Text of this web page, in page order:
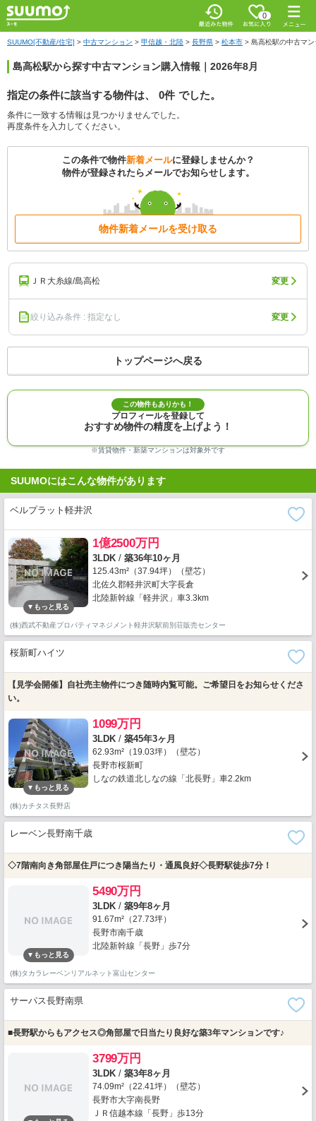
0
SUUMO[不動産/住宅] > 中古マンション > 甲信越・北陸 > 長野県 > 松本市 > 島高松駅の中古マ
島高松駅から探す中古マンション購入情報｜2026年8月
指定の条件に該当する物件は、 0件 でした。
条件に一致する情報は見つかりませんでした。
再度条件を入力してください。
この条件で物件新着メールに登録しませんか？
物件が登録されたらメールでお知らせします。
物件新着メールを受け取る
ＪＲ大糸線/島高松 変更
絞り込み条件 : 指定なし 変更
トップページへ戻る
この物件もありかも！
プロフィールを登録して
おすすめ物件の精度を上げよう！
※賃貸物件・新築マンションは対象外です
SUUMOにはこんな物件があります
ベルプラット軽井沢
1億2500万円
3LDK / 築36年10ヶ月
125.43m²（37.94坪）（壁芯）
北佐久郡軽井沢町大字長倉
北陸新幹線「軽井沢」車3.3km
(株)西武不動産プロパティマネジメント軽井沢駅前別荘販売センター
桜新町ハイツ
【見学会開催】自社売主物件につき随時内覧可能。ご希望日をお知らせくださ
い。
1099万円
3LDK / 築45年3ヶ月
62.93m²（19.03坪）（壁芯）
長野市桜新町
しなの鉄道北しなの線「北長野」車2.2km
(株)カチタス長野店
レーベン長野南千歳
◇7階南向き角部屋住戸につき陽当たり・通風良好◇長野駅徒歩7分！
5490万円
3LDK / 築9年8ヶ月
91.67m²（27.73坪）
長野市南千歳
北陸新幹線「長野」歩7分
(株)タカラレーベンリアルネット富山センター
サーパス長野南県
■長野駅からもアクセス◎角部屋で日当たり良好な築3年マンションです♪
3799万円
3LDK / 築3年8ヶ月
74.09m²（22.41坪）（壁芯）
長野市大字南長野
ＪＲ信越本線「長野」歩13分